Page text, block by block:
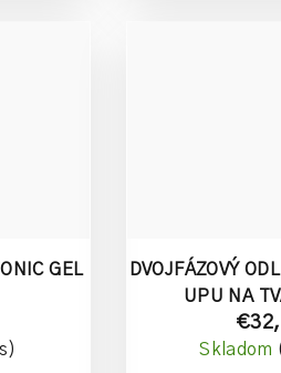
GEL
DVOJFÁZOVÝ
UPU NA
Skladom